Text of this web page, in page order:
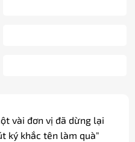
vài đơn vị đã dừng lại
ký khắc tên làm quà"